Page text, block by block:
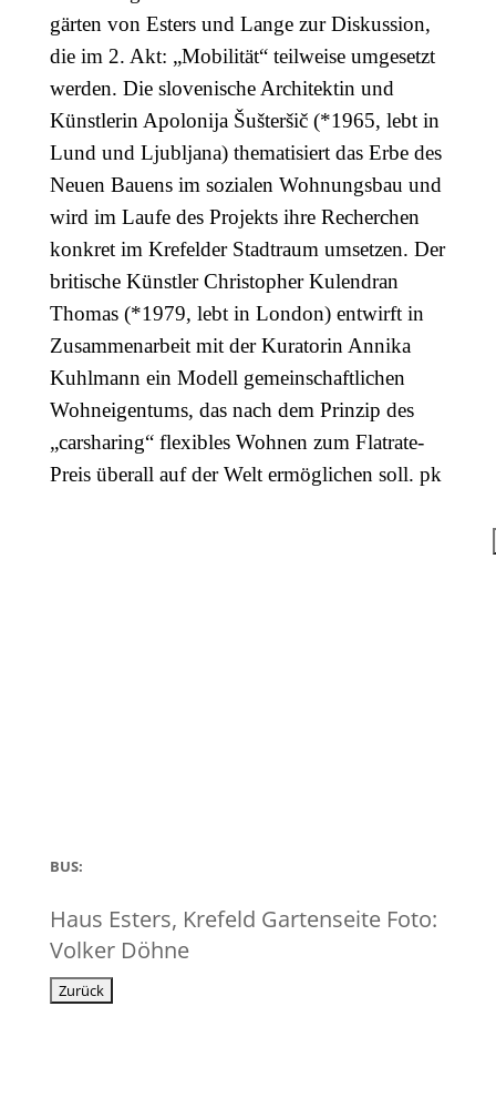
gärten von Esters und Lange zur Diskussion,
die im 2. Akt: „Mobilität“ teilweise umgesetzt
werden. Die slovenische Architektin und
Künstlerin Apolonija Šušteršič (*1965, lebt in
Lund und Ljubljana) thematisiert das Erbe des
Neuen Bauens im sozialen Wohnungsbau und
wird im Laufe des Projekts ihre Recherchen
konkret im Krefelder Stadtraum umsetzen. Der
britische Künstler Christopher Kulendran
Thomas (*1979, lebt in London) entwirft in
Zusammenarbeit mit der Kuratorin Annika
Kuhlmann ein Modell gemeinschaftlichen
Wohneigentums, das nach dem Prinzip des
„carsharing“ flexibles Wohnen zum Flatrate-
Preis überall auf der Welt ermöglichen soll. pk
BUS:
Haus Esters, Krefeld Gartenseite Foto:
Volker Döhne